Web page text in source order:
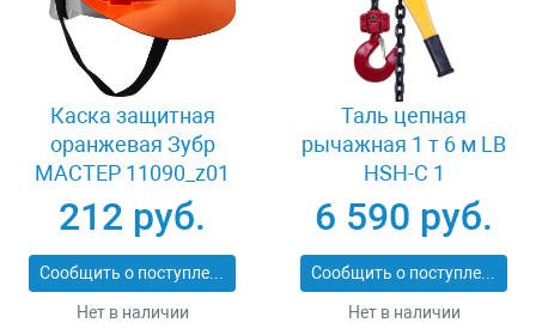
Каска защитная
оранжевая Зубр
МАСТЕР 11090_z01
212 руб.
Сообщить о поступлении
Нет в наличии
Таль цепная
рычажная 1 т 6 м LB
HSH-C 1
6 590 руб.
Сообщить о поступлении
Нет в наличии